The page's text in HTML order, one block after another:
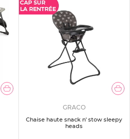
GRACO
Chaise haute snack n' stow sleepy
heads